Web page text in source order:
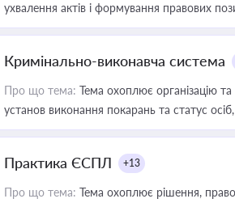
ухвалення актів і формування правових
Кримінально-виконавча система
Про що тема: Тема охоплює організацію
установ виконання покарань та статус
Практика ЄСПЛ +13
Про що тема: Тема охоплює рішення,